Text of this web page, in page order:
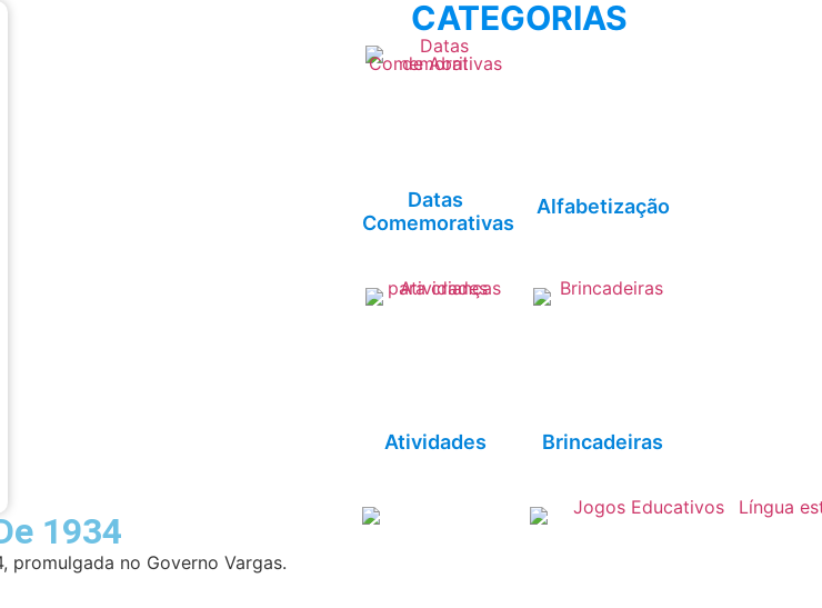
1934
promulgada no Governo Vargas.
CATEGORIAS
Datas
Comemorativas
Alfabetização
Atividades Brincadeiras